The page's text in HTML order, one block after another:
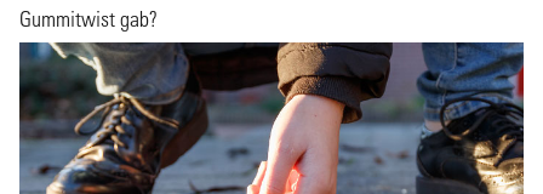
Gummitwist gab?